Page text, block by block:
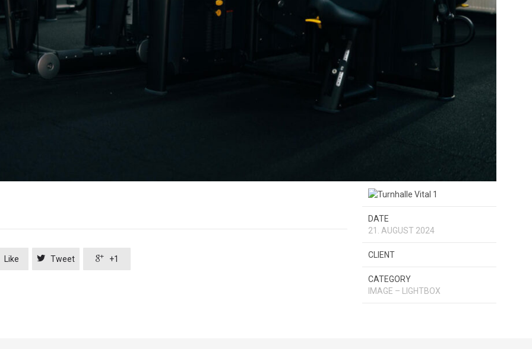
Like  Tweet  +1
DATE
21. AUGUST 2024
CLIENT
CATEGORY
IMAGE – LIGHTBOX